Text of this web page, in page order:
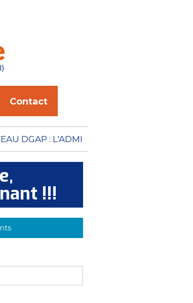
Contact
N'A
!!!